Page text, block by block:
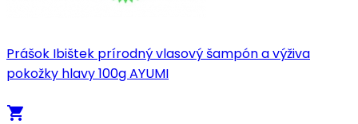
Prášok Ibištek prírodný vlasový šampón a výživa
pokožky hlavy 100g AYUMI
local_grocery_store